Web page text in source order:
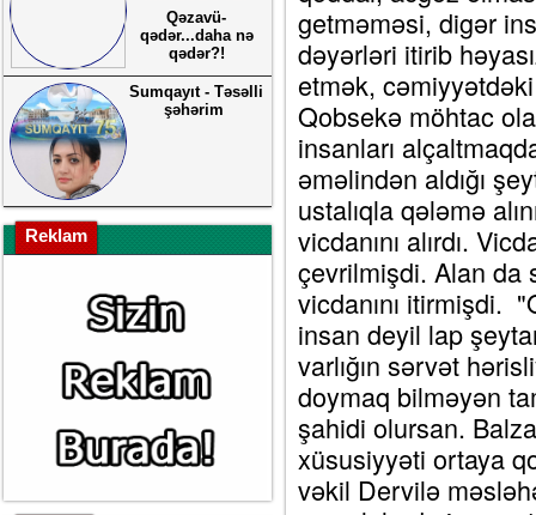
Qəzavü-
qədər...daha nə
qədər?!
Sumqayıt - Təsəlli
şəhərim
Reklam
getməməsi, digər
dəyərləri itirib
etmək,
Qobsekə möhtac
insanları
əməlindən aldığı
ustalıqla qələmə
vicdanını alırdı.
çevrilmişdi. Alan da
vicdanını itirmişdi.
insan deyil lap
varlığın sərvət
doymaq bilməyən
şahidi olursan.
xüsusiyyəti ortaya
vəkil Dervilə